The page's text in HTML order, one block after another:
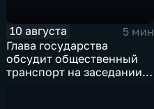
10 августа
5 мин
Глава государства
обсудит общественный
транспорт на заседании в